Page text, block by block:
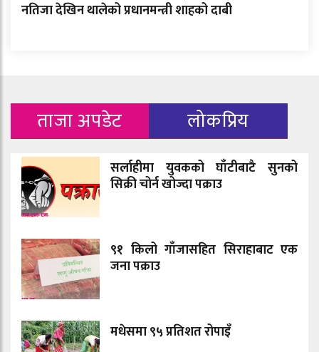
नतिजा देखिन थालेको प्रधानमन्त्री शाहको दाबी
ताजा अपडेट लोकप्रिय
सर्लाहीमा युवकको घाँटीबाटै सुनको
सिक्री चोर्न खोज्दा पक्राउ
९१ किलो गाँजासहित सिराहाबाट एक
जना पक्राउ
मधेसमा ९५ प्रतिशत रोपाइँ